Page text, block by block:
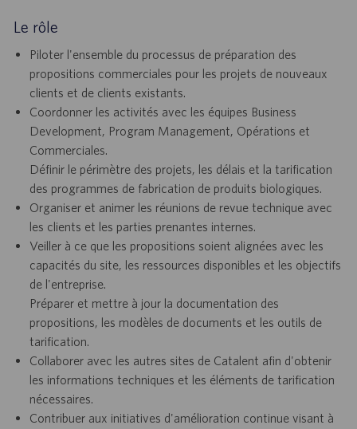
Le rôle
Piloter l'ensemble du processus de préparation des
propositions commerciales pour les projets de nouveaux
clients et de clients existants.
Coordonner les activités avec les équipes Business
Development, Program Management, Opérations et
Commerciales.
Définir le périmètre des projets, les délais et la tarification
des programmes de fabrication de produits biologiques.
Organiser et animer les réunions de revue technique avec
les clients et les parties prenantes internes.
Veiller à ce que les propositions soient alignées avec les
capacités du site, les ressources disponibles et les objectifs
de l'entreprise.
Préparer et mettre à jour la documentation des
propositions, les modèles de documents et les outils de
tarification.
Collaborer avec les autres sites de Catalent afin d'obtenir
les informations techniques et les éléments de tarification
nécessaires.
Contribuer aux initiatives d'amélioration continue visant à